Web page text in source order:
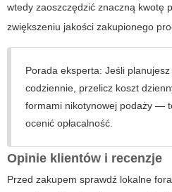
wtedy zaoszczędzić znaczną kwotę
zwiększeniu jakości zakupionego
Porada eksperta: Jeśli
codziennie, przelicz koszt
formami nikotynowej podaży —
ocenić opłacalność.
Opinie klientów i recenzje
Przed zakupem sprawdź lokalne